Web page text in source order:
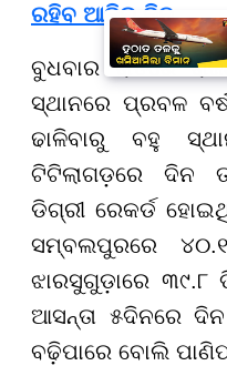
ରହିବ ଆଜିର ଦିନ
ବୁଧବାର ରାତିରେ
ସ୍ଥାନରେ ପ୍ରବଳ
ଢାଳିବାରୁ ବହୁ
ଟିଟିଲାଗଡ଼ରେ ଦିନ
ଡିଗ୍ରୀ ରେକର୍ଡ
ସମ୍ବଲପୁରରେ
ଝାରସୁଗୁଡ଼ାରେ ୩୯.୮
ଆସନ୍ତା ୫ଦିନରେ
ବଢ଼ିପାରେ ବୋଲି